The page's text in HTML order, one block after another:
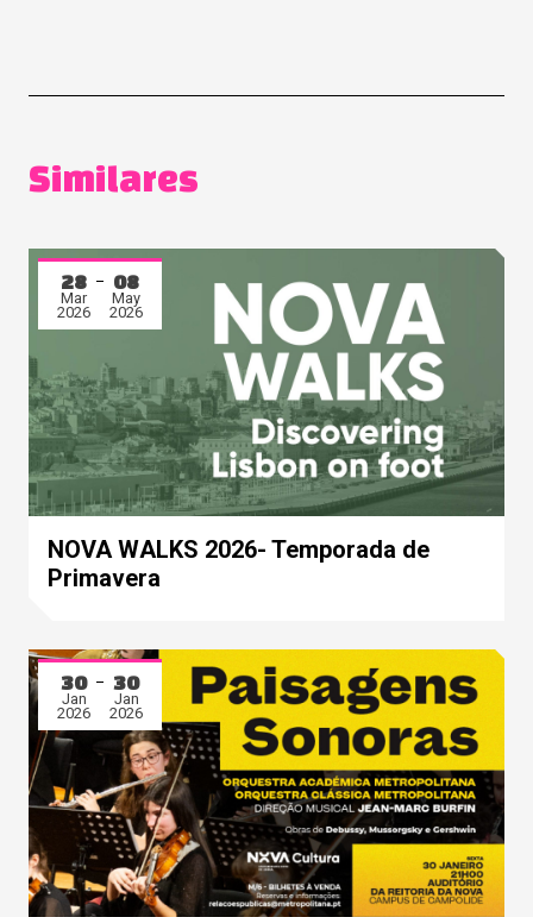
Similares
28
Mar
2026
08
May
2026
NOVA WALKS 2026- Temporada de
Primavera
30
Jan
2026
30
Jan
2026